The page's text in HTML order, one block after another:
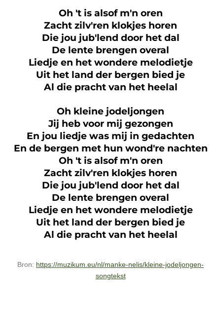
Oh 't is alsof m'n oren
Zacht zilv'ren klokjes horen
Die jou jub'lend door het dal
De lente brengen overal
Liedje en het wondere melodietje
Uit het land der bergen bied je
Al die pracht van het heelal
Oh kleine jodeljongen
Jij heb voor mij gezongen
En jou liedje was mij in gedachten
En de bergen met hun wond're nachten
Oh 't is alsof m'n oren
Zacht zilv'ren klokjes horen
Die jou jub'lend door het dal
De lente brengen overal
Liedje en het wondere melodietje
Uit het land der bergen bied je
Al die pracht van het heelal
Bron: https://muzikum.eu/nl/manke-nelis/kleine-jodeljongen-
songtekst